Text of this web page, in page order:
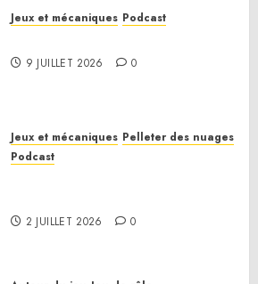
Jeux et mécaniques Podcast
9 JUILLET 2026 0
Jeux et mécaniques Pelleter des nuages
Podcast
2 JUILLET 2026 0